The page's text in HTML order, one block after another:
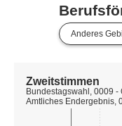
Anderes
Zweitstimmen
Bundestagswahl, 0009
Amtliches Endergebnis,